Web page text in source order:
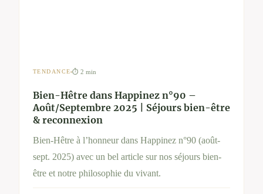
TENDANCE ⏱ 2 min
Bien-Hêtre dans Happinez n°90 –
Août/Septembre 2025 | Séjours bien-être
& reconnexion
Bien-Hêtre à l’honneur dans Happinez n°90 (août-
sept. 2025) avec un bel article sur nos séjours bien-
être et notre philosophie du vivant.